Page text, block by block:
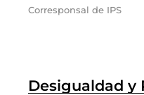
Corresponsal de IPS
Desigualdad y